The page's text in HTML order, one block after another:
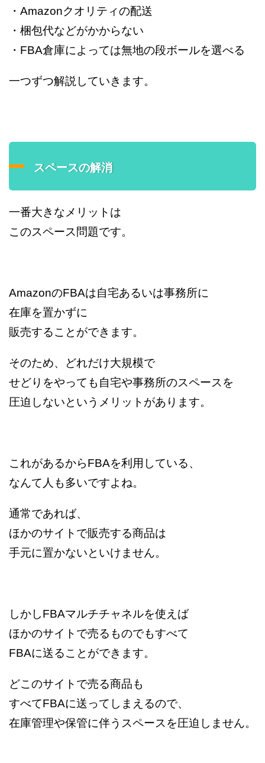
・Amazonクオリティの配送
・梱包代などがかからない
・FBA倉庫によっては無地の段ボールを選べる
一つずつ解説していきます。
スペースの解消
一番大きなメリットは
このスペース問題です。
AmazonのFBAは自宅あるいは事務所に
在庫を置かずに
販売することができます。
そのため、どれだけ大規模で
せどりをやっても自宅や事務所のスペースを
圧迫しないというメリットがあります。
これがあるからFBAを利用している、
なんて人も多いですよね。
通常であれば、
ほかのサイトで販売する商品は
手元に置かないといけません。
しかしFBAマルチチャネルを使えば
ほかのサイトで売るものでもすべて
FBAに送ることができます。
どこのサイトで売る商品も
すべてFBAに送ってしまえるので、
在庫管理や保管に伴うスペースを圧迫しません。